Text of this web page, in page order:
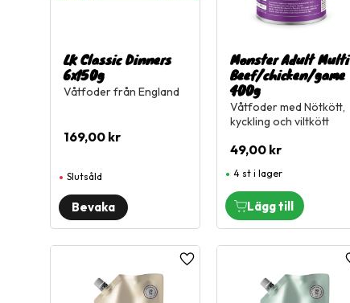
LK Classic Dinners
6x150g
Våtfoder från England
169,00 kr
Slutsåld
Monster Adult Multi
Beef/chicken/game
400g
Våtfoder med Nötkött,
kyckling och viltkött
49,00kr
4 st i lager
Lägg till i favoriter